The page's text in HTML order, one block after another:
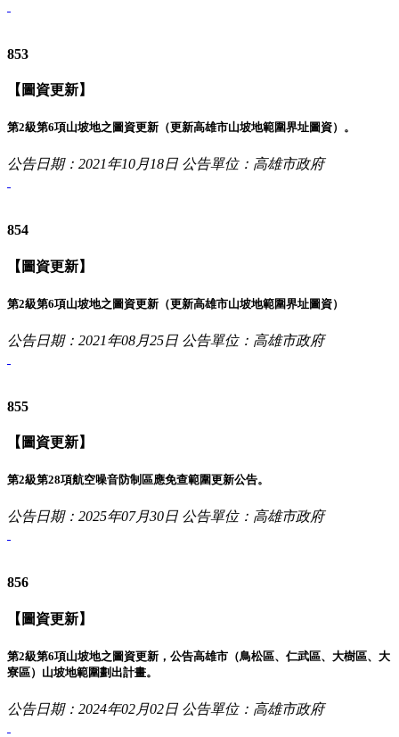
853
【圖資更新】
第2級第6項山坡地之圖資更新（更新高雄市山坡地範圍界址圖資）。
公告日期：2021年10月18日 公告單位：高雄市政府
854
【圖資更新】
第2級第6項山坡地之圖資更新（更新高雄市山坡地範圍界址圖資）
公告日期：2021年08月25日 公告單位：高雄市政府
855
【圖資更新】
第2級第28項航空噪音防制區應免查範圍更新公告。
公告日期：2025年07月30日 公告單位：高雄市政府
856
【圖資更新】
第2級第6項山坡地之圖資更新，公告高雄市（鳥松區、仁武區、大樹區、大
寮區）山坡地範圍劃出計畫。
公告日期：2024年02月02日 公告單位：高雄市政府